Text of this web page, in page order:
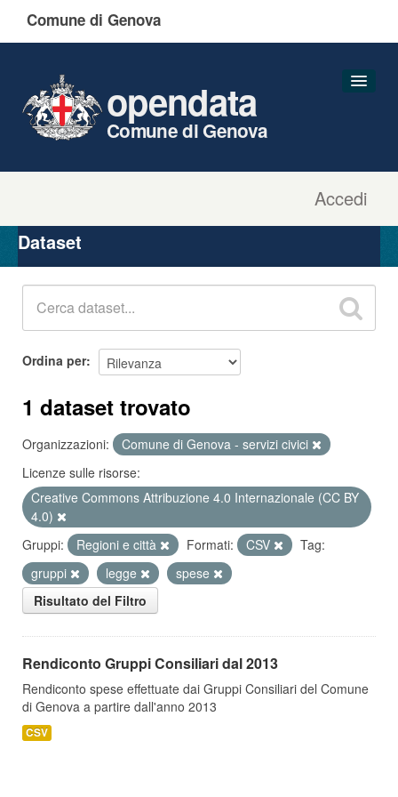
Comune di Genova
Accedi
opendata
Comune di Genova
Organizzazioni
Gruppi
Dataset
Ordina per
1 dataset trovato
Organizzazioni:
Comune di Genova - servizi civici
Licenze sulle risorse:
Creative Commons Attribuzione 4.0 Internazionale (CC BY
4.0)
Gruppi:
Regioni e città Formati: CSV
Tag:
gruppi
legge
spese
Risultato del Filtro
Rendiconto Gruppi Consiliari dal 2013
Rendiconto spese effettuate dai Gruppi Consiliari del Comune
di Genova a partire dall'anno 2013
CSV